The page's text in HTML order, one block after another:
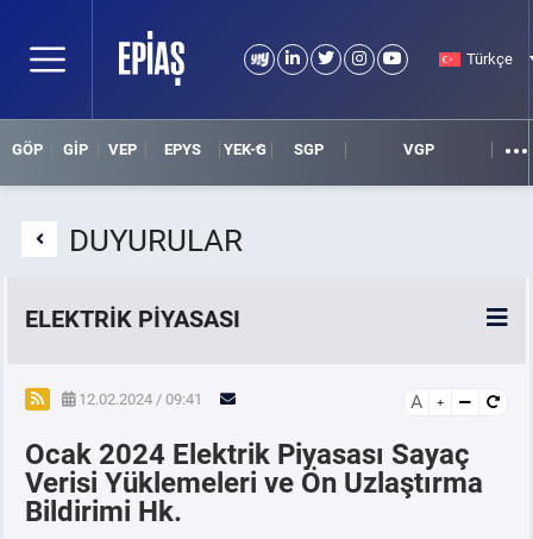
Türkçe
GÖP GİP VEP EPYS YEK-G SGP VGP
DUYURULAR
ELEKTRİK PİYASASI
SPOT ELEKTRİK PİYASALARI
ÖRNEK FİNANS BELGELERİ
VADELİ ELEKTRİK PİYASASI
12.02.2024 / 09:41 A
Ocak 2024 Elektrik Piyasası Sayaç
Verisi Yüklemeleri ve Ön Uzlaştırma
Bildirimi Hk.